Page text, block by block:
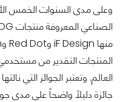
وعلى مدى السنوات الخمس
المنتجات التقدير من
جائزة دليلاً واضحاً على مدى